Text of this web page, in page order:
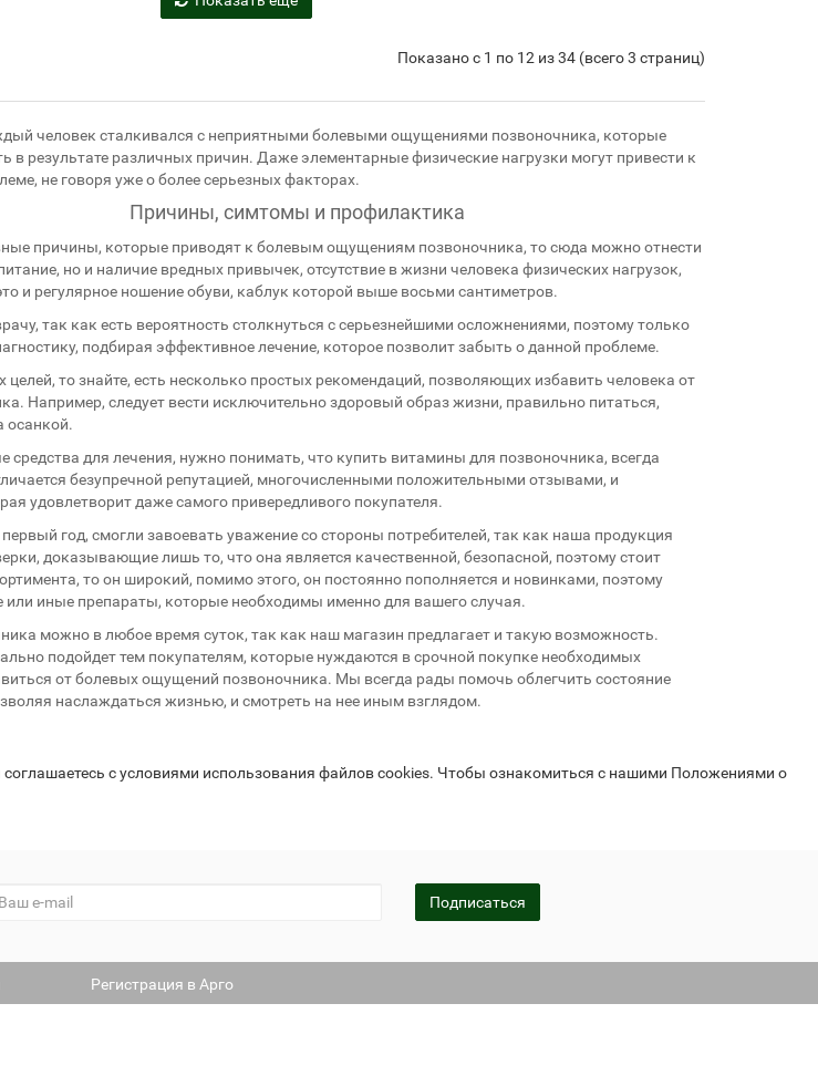
Показано с 1 по 12 из 34 (всего 3 страниц)
человек сталкивался с неприятными болевыми ощущениями позвоночника, которые
в результате различных причин. Даже элементарные физические нагрузки могут привести к
не говоря уже о более серьезных факторах.
Причины, симтомы и профилактика
причины, которые приводят к болевым ощущениям позвоночника, то сюда можно отнести
но и наличие вредных привычек, отсутствие в жизни человека физических нагрузок,
и регулярное ношение обуви, каблук которой выше восьми сантиметров.
так как есть вероятность столкнуться с серьезнейшими осложнениями, поэтому только
подбирая эффективное лечение, которое позволит забыть о данной проблеме.
целей, то знайте, есть несколько простых рекомендаций, позволяющих избавить человека от
Например, следует вести исключительно здоровый образ жизни, правильно питаться,
осанкой.
средства для лечения, нужно понимать, что купить витамины для позвоночника, всегда
безупречной репутацией, многочисленными положительными отзывами, и
удовлетворит даже самого привередливого покупателя.
год, смогли завоевать уважение со стороны потребителей, так как наша продукция
доказывающие лишь то, что она является качественной, безопасной, поэтому стоит
то он широкий, помимо этого, он постоянно пополняется и новинками, поэтому
или иные препараты, которые необходимы именно для вашего случая.
можно в любое время суток, так как наш магазин предлагает и такую возможность.
подойдет тем покупателям, которые нуждаются в срочной покупке необходимых
от болевых ощущений позвоночника. Мы всегда рады помочь облегчить состояние
наслаждаться жизнью, и смотреть на нее иным взглядом.
с условиями использования файлов cookies. Чтобы ознакомиться с нашими Положениями о
Подписаться
Регистрация в Арго